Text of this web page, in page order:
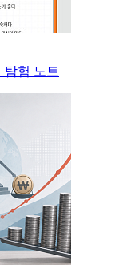
탐험 노트